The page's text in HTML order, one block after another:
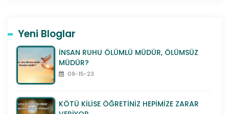
Yeni Bloglar
İNSAN RUHU ÖLÜMLÜ MÜDÜR, ÖLÜMSÜZ
MÜDÜR?
09-15-23
KÖTÜ KİLİSE ÖĞRETİNİZ HEPİMİZE ZARAR